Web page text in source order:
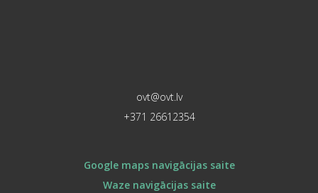
ovt@ovt.lv
+371 26612354
Google maps navigācijas saite
Waze navigācijas saite